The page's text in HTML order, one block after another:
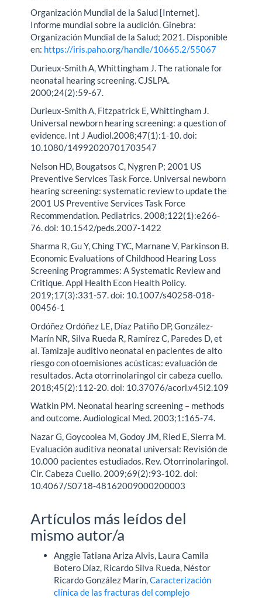
Organización Mundial de la Salud [Internet].
Informe mundial sobre la audición. Ginebra:
Organización Mundial de la Salud; 2021. Disponible
en: https://iris.paho.org/handle/10665.2/55067
Durieux-Smith A, Whittingham J. The rationale for
neonatal hearing screening. CJSLPA.
2000;24(2):59-67.
Durieux-Smith A, Fitzpatrick E, Whittingham J.
Universal newborn hearing screening: a question of
evidence. Int J Audiol.2008;47(1):1-10. doi:
10.1080/14992020701703547
Nelson HD, Bougatsos C, Nygren P; 2001 US
Preventive Services Task Force. Universal newborn
hearing screening: systematic review to update the
2001 US Preventive Services Task Force
Recommendation. Pediatrics. 2008;122(1):e266-
76. doi: 10.1542/peds.2007-1422
Sharma R, Gu Y, Ching TYC, Marnane V, Parkinson B.
Economic Evaluations of Childhood Hearing Loss
Screening Programmes: A Systematic Review and
Critique. Appl Health Econ Health Policy.
2019;17(3):331-57. doi: 10.1007/s40258-018-
00456-1
Ordóñez Ordóñez LE, Díaz Patiño DP, González-
Marín NR, Silva Rueda R, Ramírez C, Paredes D, et
al. Tamizaje auditivo neonatal en pacientes de alto
riesgo con otoemisiones acústicas: evaluación de
resultados. Acta otorrinolaringol cir cabeza cuello.
2018;45(2):112-20. doi: 10.37076/acorl.v45i2.109
Watkin PM. Neonatal hearing screening – methods
and outcome. Audiological Med. 2003;1:165-74.
Nazar G, Goycoolea M, Godoy JM, Ried E, Sierra M.
Evaluación auditiva neonatal universal: Revisión de
10.000 pacientes estudiados. Rev. Otorrinolaringol.
Cir. Cabeza Cuello. 2009;69(2):93-102. doi:
10.4067/S0718-48162009000200003
Artículos más leídos del
mismo autor/a
Anggie Tatiana Ariza Alvis, Laura Camila
Botero Díaz, Ricardo Silva Rueda, Néstor
Ricardo González Marín,Caracterización
clínica de las fracturas del complejo